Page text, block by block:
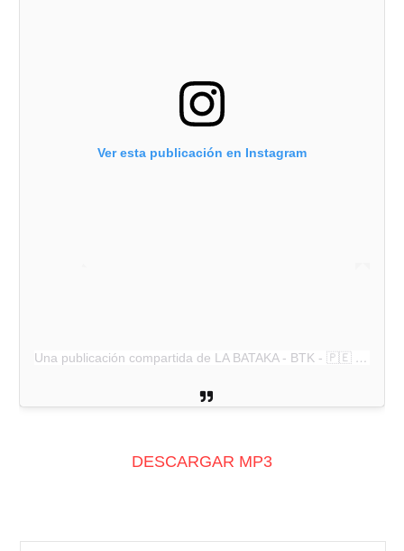
Ver esta publicación en Instagram
Una publicación compartida de LA BATAKA - BTK - 🇵🇪 (@labatakaperu)
DESCARGAR MP3